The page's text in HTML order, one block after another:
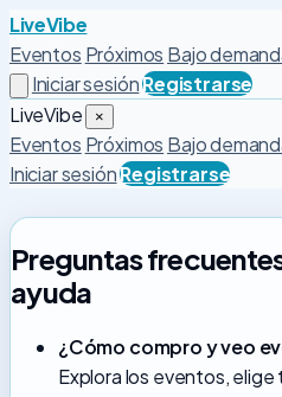
LiveVibe
Eventos Próximos Bajo
Iniciar sesiónRegistrarse
LiveVibe
×
Eventos Próximos Bajo
Iniciar sesiónRegistrarse
Preguntas
ayuda
¿Cómo compro y veo
Explora los eventos, elige